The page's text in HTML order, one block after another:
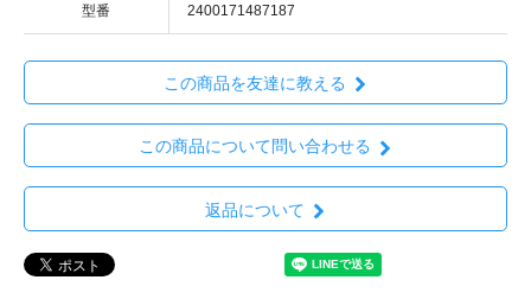
型番 2400171487187
この商品を友達に教える
この商品について問い合わせる
返品について